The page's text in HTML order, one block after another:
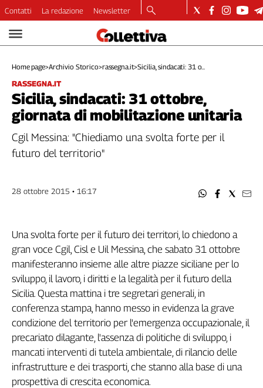
Video
Dirette
Longform
Copertine
Economia
Lavoro
Ambiente
Italia
Categorie
Filcams
Filctem
Flai
Flc
Contatti La redazione Newsletter
Home page>Archivio Storico>rassegna.it>Sicilia, sindacati: 31 o...
RASSEGNA.IT
Sicilia, sindacati: 31 ottobre,
giornata di mobilitazione unitaria
Cgil Messina: "Chiediamo una svolta forte per il
futuro del territorio"
28 ottobre 2015 • 16:17
Una svolta forte per il futuro dei territori, lo chiedono a
gran voce Cgil, Cisl e Uil Messina, che sabato 31 ottobre
manifesteranno insieme alle altre piazze siciliane per lo
sviluppo, il lavoro, i diritti e la legalità per il futuro della
Sicilia. Questa mattina i tre segretari generali, in
conferenza stampa, hanno messo in evidenza la grave
condizione del territorio per l'emergenza occupazionale, il
precariato dilagante, l'assenza di politiche di sviluppo, i
mancati interventi di tutela ambientale, di rilancio delle
infrastrutture e dei trasporti, che stanno alla base di una
prospettiva di crescita economica.